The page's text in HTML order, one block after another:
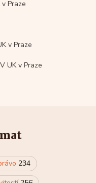
Praze
v Praze
UK v Praze
234